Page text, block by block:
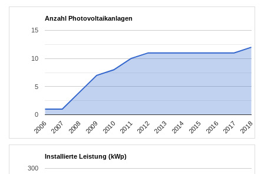
Anzahl Photovoltaikanlagen
2006 2007 2008 2009 2010 2011 2012 2013 2014 2015 2016 2017 2018
0
5
10
15
Installierte Leistung (kWp)
300